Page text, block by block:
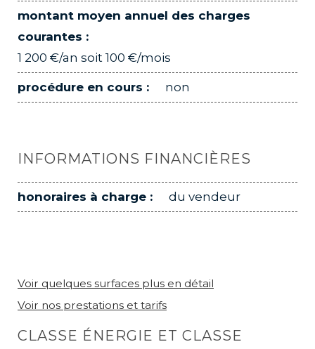
montant moyen annuel des charges
courantes :
1 200 €/an soit 100 €/mois
procédure en cours : non
INFORMATIONS FINANCIÈRES
honoraires à charge : du vendeur
Voir quelques surfaces plus en détail
Voir nos prestations et tarifs
CLASSE ÉNERGIE ET CLASSE